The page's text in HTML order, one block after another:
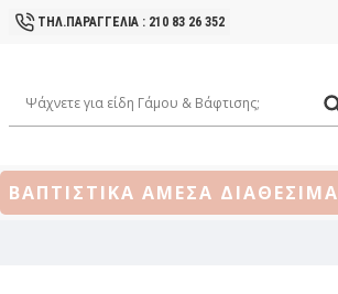
ΤΗΛ.ΠΑΡΑΓΓΕΛΙΑ : 210 83 26 352
ΒΑΠΤΙΣΤΙΚΑ ΑΜΕΣΑ ΔΙΑΘΕΣΙΜΑ